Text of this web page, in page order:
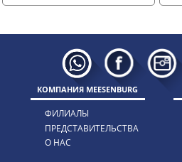
КОМПАНИЯ MEESENBURG
ФИЛИАЛЫ
ПРЕДСТАВИТЕЛЬСТВА
О НАС